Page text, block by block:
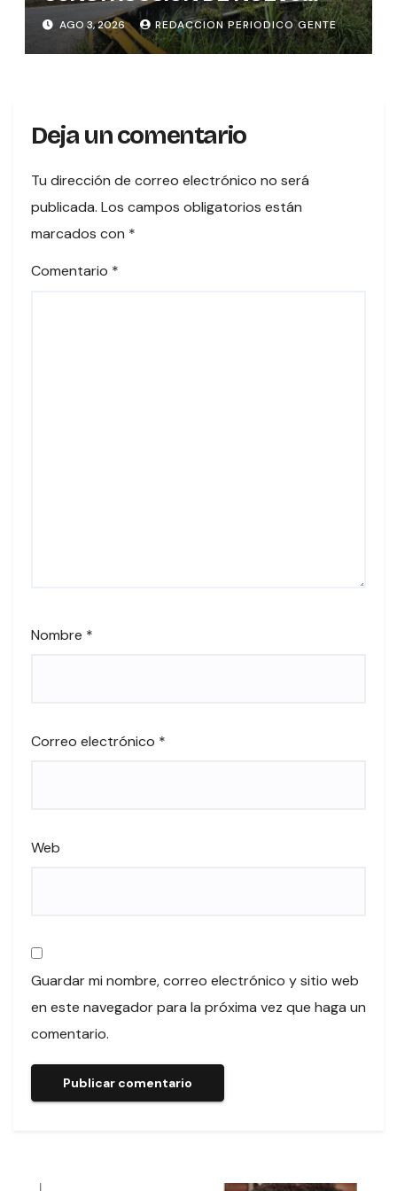
PUENTE EN TURES TRAS
CONCLUIR PROCESO DE
VALORACIÓN PATRIMONIAL
AGO 3, 2026 REDACCION PERIODICO GENTE
Deja un comentario
Tu dirección de correo electrónico no será
publicada. Los campos obligatorios están
marcados con *
Comentario *
Nombre *
Correo electrónico *
Web
Guardar mi nombre, correo electrónico y sitio web
en este navegador para la próxima vez que haga un
comentario.